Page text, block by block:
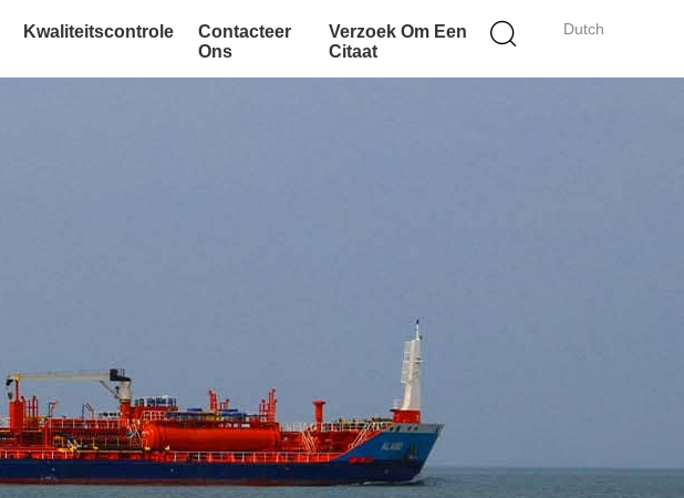
Dutch
Kwaliteitscontrole
Contacteer
Ons
Verzoek Om Een
Citaat